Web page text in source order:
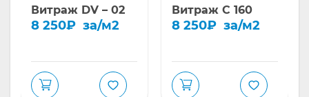
Витраж DV – 02
8 250₽ за/м2
Витраж С 160
8 250₽ за/м2